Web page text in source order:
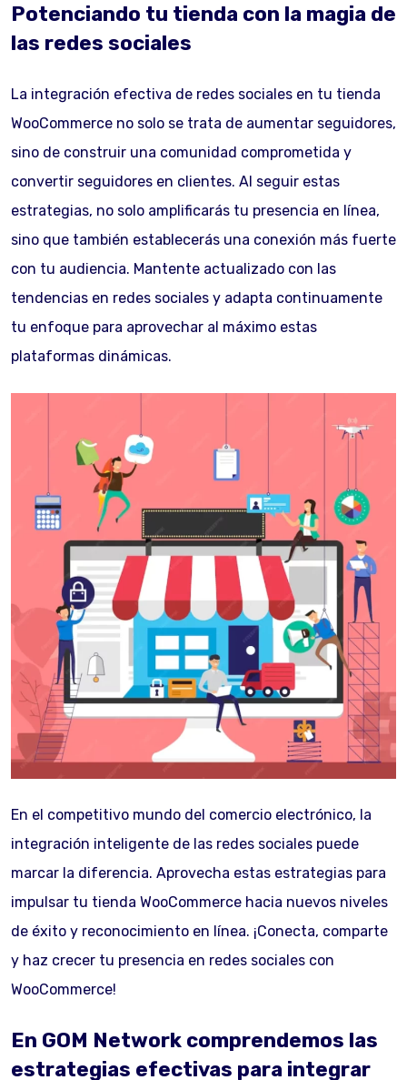
Potenciando tu tienda con la magia de
las redes sociales
La integración efectiva de redes sociales en tu tienda
WooCommerce no solo se trata de aumentar seguidores,
sino de construir una comunidad comprometida y
convertir seguidores en clientes. Al seguir estas
estrategias, no solo amplificarás tu presencia en línea,
sino que también establecerás una conexión más fuerte
con tu audiencia. Mantente actualizado con las
tendencias en redes sociales y adapta continuamente
tu enfoque para aprovechar al máximo estas
plataformas dinámicas.
En el competitivo mundo del comercio electrónico, la
integración inteligente de las redes sociales puede
marcar la diferencia. Aprovecha estas estrategias para
impulsar tu tienda WooCommerce hacia nuevos niveles
de éxito y reconocimiento en línea. ¡Conecta, comparte
y haz crecer tu presencia en redes sociales con
WooCommerce!
En GOM Network comprendemos las
estrategias efectivas para integrar